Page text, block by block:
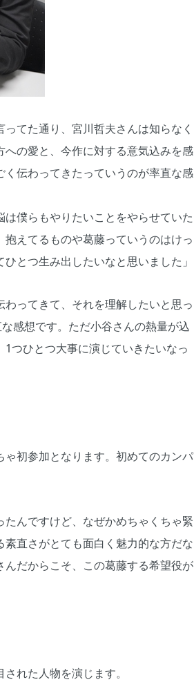
てた通り、宮川哲夫さんは知らなく
の愛と、今作に対する意気込みを感
伝わってきたっていうのが率直な感
僕らもやりたいことをやらせていた
えてるものや葛藤っていうのはけっ
とつ生み出したいなと思いました」
ってきて、それを理解したいと思っ
感想です。ただ小谷さんの熱量が込
つひとつ大事に演じていきたいなっ
初参加となります。初めてのカンパ
んですけど、なぜかめちゃくちゃ緊
直さがとても面白く魅力的な方だな
だからこそ、この葛藤する希望役が
れた人物を演じます。